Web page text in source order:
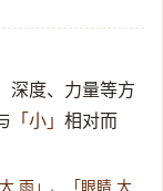
深度、力量等方
「小」 相对而
大 雨」 、
「眼睛 大